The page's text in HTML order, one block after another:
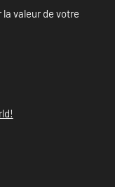
valeur de votre